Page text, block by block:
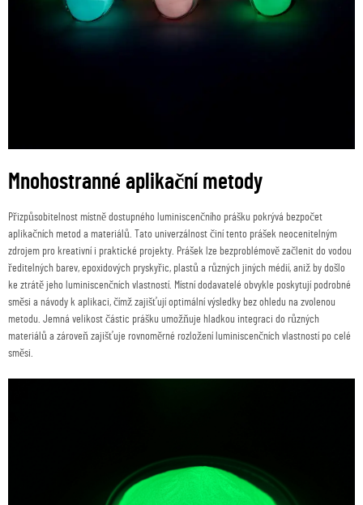
Mnohostranné aplikační metody
Přizpůsobitelnost místně dostupného luminiscenčního prášku pokrývá bezpočet
aplikačních metod a materiálů. Tato univerzálnost činí tento prášek neocenitelným
zdrojem pro kreativní i praktické projekty. Prášek lze bezproblémově začlenit do vodou
ředitelných barev, epoxidových pryskyřic, plastů a různých jiných médií, aniž by došlo
ke ztrátě jeho luminiscenčních vlastností. Místní dodavatelé obvykle poskytují podrobné
směsi a návody k aplikaci, čímž zajišťují optimální výsledky bez ohledu na zvolenou
metodu. Jemná velikost částic prášku umožňuje hladkou integraci do různých
materiálů a zároveň zajišťuje rovnoměrné rozložení luminiscenčních vlastností po celé
směsi.